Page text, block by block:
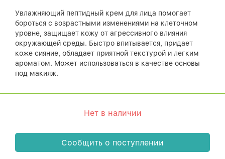
Увлажняющий пептидный крем для лица помогает
бороться с возрастными изменениями на клеточном
уровне, защищает кожу от агрессивного влияния
окружающей среды. Быстро впитывается, придает
коже сияние, обладает приятной текстурой и легким
ароматом. Может использоваться в качестве основы
под макияж.
Нет в наличии
Сообщить о поступлении